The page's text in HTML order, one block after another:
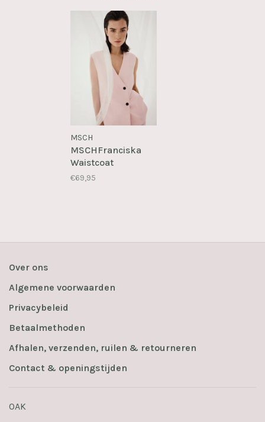
MSCH
MSCHFranciska
Waistcoat
€69,95
Over ons
Algemene voorwaarden
Privacybeleid
Betaalmethoden
Afhalen, verzenden, ruilen & retourneren
Contact & openingstijden
OAK